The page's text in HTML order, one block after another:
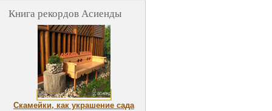
Книга рекордов Асиенды
Скамейки, как украшение сада